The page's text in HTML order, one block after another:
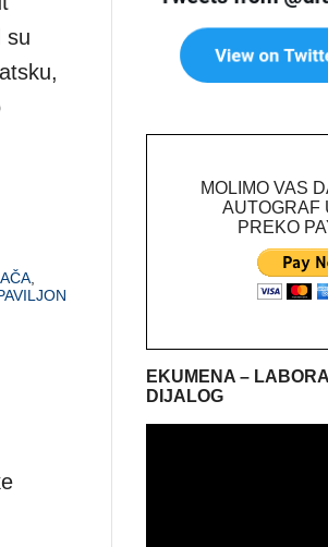
su
MOLIMO VAS
AUTOGRAF
PREKO
EKUMENA –
DIJALOG